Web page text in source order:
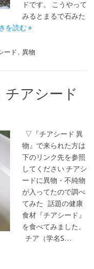
ドです。 こうやって
みるとまるで石みた
を読む »
ード , 異物
チアシード
▽『チアシード 異
物』で来られた方は
下のリンク先を参照
してください チアシ
ードに異物・不純物
が入ってたので調べ
てみた 話題の健康
食材『チアシード』
を食べてみました。
チア（学名S…